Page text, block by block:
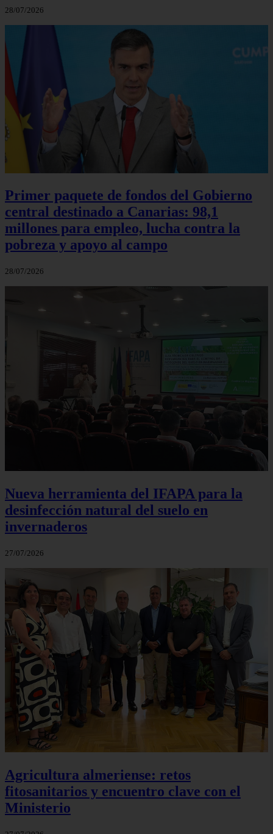
28/07/2026
Primer paquete de fondos del Gobierno
central destinado a Canarias: 98,1
millones para empleo, lucha contra la
pobreza y apoyo al campo
28/07/2026
Nueva herramienta del IFAPA para la
desinfección natural del suelo en
invernaderos
27/07/2026
Agricultura almeriense: retos
fitosanitarios y encuentro clave con el
Ministerio